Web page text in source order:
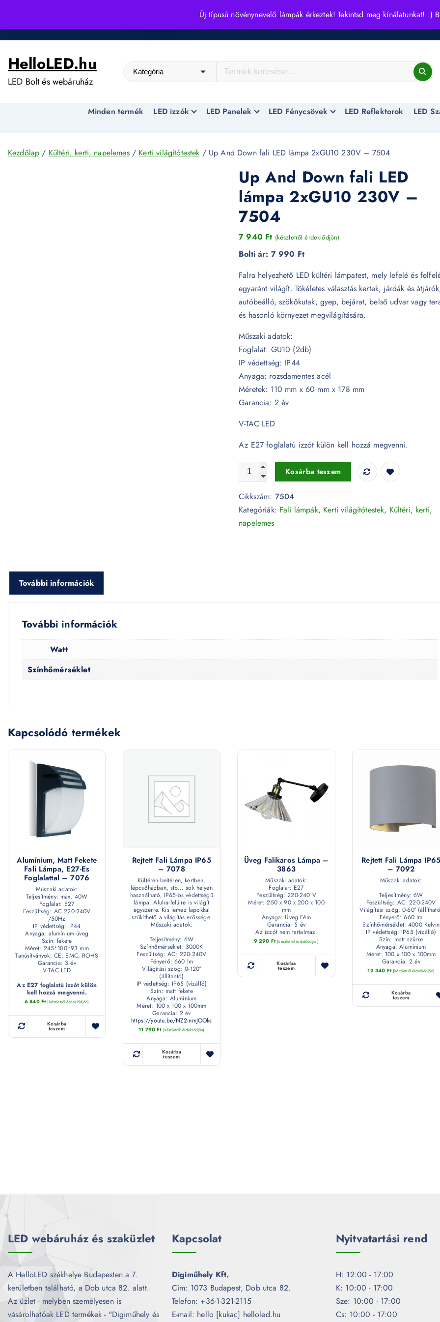
Új típusú növénynevelő lámpák érkeztek! Tekintsd meg kínálatunkat! :)
i
HelloLED.hu
LED Bolt és webáruház
Minden termék LED izzók LED Panelek LED Fénycsövek LED Reflektorok LED
Kezdőlap / Kültéri, kerti, napelemes/ Kerti világítótestek / Up And Down fali LED lámpa 2xGU10 230V – 7504
Up And Down fali LED
lámpa 2xGU10 230V –
7504
7 940 Ft (készletről érdeklődjön)
Bolti ár: 7 990 Ft
Falra helyezhető LED kültéri lámpatest, mely lefelé és
egyaránt világít. Tökéletes választás kertek, járdák és
autóbeálló, szökőkutak, gyep, bejárat, belső udvar vagy
és hasonló környezet megvilágítására.
Műszaki adatok:
Foglalat: GU10 (2db)
IP védettség: IP44
Anyaga: rozsdamentes acél
Méretek: 110 mm x 60 mm x 178 mm
Garancia: 2 év
V-TAC LED
Az E27 foglalatú izzót külön kell hozzá megvenni.
Up And Down fali LED lámpa 2xGU10 230V - 7504
Kosárba teszem
Cikkszám: 7504
Kategóriák: Fali lámpák, Kerti világítótestek, Kültéri, kerti,
napelemes
További információk
További információk
Watt
Színhőmérséklet
Kapcsolódó termékek
Alumínium, Matt Fekete
Fali Lámpa, E27-Es
Foglalattal – 7076
Műszaki adatok:
Teljesítmény: max. 40W
Foglalat: E27
Feszültség: AC 220-240V
/50Hz
IP védettség: IP44
Anyaga: alumínium üveg
Szín: fekete
Méret: 245*180*93 mm
Tanúsítványok: CE, EMC, ROHS
Garancia: 3 év
V-TAC LED
Az E27 foglalatú izzót külön
kell hozzá megvenni.
6 840 Ft (készletről érdeklődjön)
Kosárba
teszem
Rejtett Fali Lámpa IP65
– 7078
Kültéren-beltéren, kertben,
lépcsőházban, stb... sok helyen
használható, IP65-ös védettségű
lámpa. Alulra-felülre is világít
egyszerre. Kis lemez lapokkal
szűkíthető a világítás erőssége.
Műszaki adatok:
Teljesítmény: 6W
Színhőmérséklet: 3000K
Feszültség: AC: 220-240V
Fényerő: 660 lm
Világítási szög: 0-120°
(állítható)
IP védettség: IP65 (vízálló)
Szín: matt fekete
Anyaga: Alumínium
Méret: 100 x 100 x 100mm
Garancia: 2 év
https://youtu.be/NZ2-nmJOOks
11 790Ft (készletről érdeklődjön)
Kosárba
teszem
Üveg Falikaros Lámpa –
3863
Műszaki adatok:
Foglalat: E27
Feszültség: 220-240 V
Méret: 250 x 90 x 200 x 100
mm
Anyaga: Üveg Fém
Garancia: 5 év
Az izzót nem tartalmaz.
9 290 Ft (készletről érdeklődjön)
Kosárba
teszem
Rejtett Fali Lámpa IP65
– 7092
Műszaki adatok:
Teljesítmény: 6W
Feszültség: AC: 220-240V
Világítási szög: 0-60°
Fényerő: 660 lm
Színhőmérséklet: 4000 Kelvin
IP védettség: IP65 (vízálló)
Szín: matt szürke
Anyaga: Alumínium
Méret: 100 x 100 x 100mm
Garancia: 2 év
12 340 Ft (készletről érdeklődjön)
Kosárba
teszem
LED webáruház és szaküzlet
A HelloLED székhelye Budapesten a 7.
kerületben található, a Dob utca 82. alatt.
Az üzlet - melyben személyesen is
vásárolhatóak LED termékek - "Digiműhely és
Kapcsolat
Digiműhely Kft.
Cím: 1073 Budapest, Dob utca 82.
Telefon: +36-1-321-2115
E-mail: hello [kukac] helloled.hu
Nyitvatartási rend
H: 12:00 - 17:00
K: 10:00 - 17:00
Sze: 10:00 - 17:00
Cs: 10:00 - 17:00